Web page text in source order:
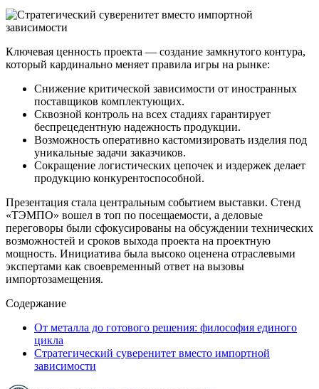
Ключевая ценность проекта — создание замкнутого контура,
который кардинально меняет правила игры на рынке:
Снижение критической зависимости от иностранных
поставщиков комплектующих.
Сквозной контроль на всех стадиях гарантирует
беспрецедентную надежность продукции.
Возможность оперативно кастомизировать изделия под
уникальные задачи заказчиков.
Сокращение логистических цепочек и издержек делает
продукцию конкурентоспособной.
Презентация стала центральным событием выставки. Стенд
«ТЭМПО» вошел в топ по посещаемости, а деловые
переговоры были сфокусированы на обсуждении технических
возможностей и сроков выхода проекта на проектную
мощность. Инициатива была высоко оценена отраслевыми
экспертами как своевременный ответ на вызовы
импортозамещения.
Содержание
От металла до готового решения: философия единого
цикла
Стратегический суверенитет вместо импортной
зависимости